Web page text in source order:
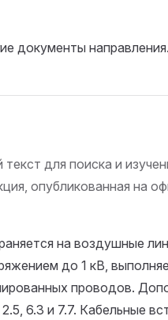
документы направления.
для поиска и
опубликованная на
на воздушные
до 1 кВ,
проводов.
6.3 и 7.7. Кабельные